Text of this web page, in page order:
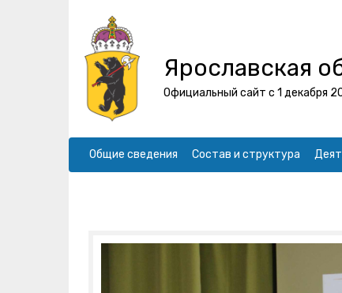
Ярославская
Официальный сайт с 1 декабря
Общие сведения Состав и структура